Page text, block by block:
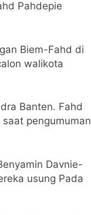
Pahdepie
Biem-Fahd di
walikota
Banten. Fahd
pengumuman
Davnie-
usung Pada